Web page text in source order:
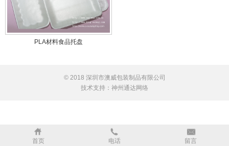
PLA材料食品托盘
© 2018 深圳市澳威包装制品有限公司
技术支持： 神州通达网络
首页 电话 留言